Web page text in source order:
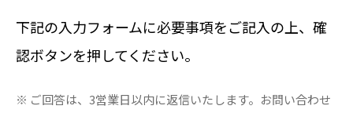
下記の入力フォームに必要事項をご記入の上、確
認ボタンを押してください。
ご回答は、3営業日以内に返信いたします。お問い合わせ